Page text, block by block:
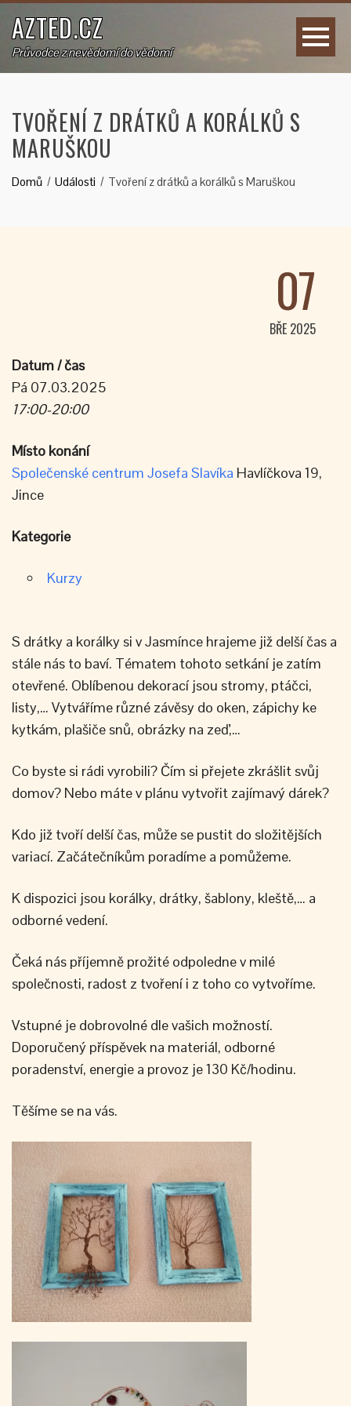
AZTED.CZ
Průvodce z nevědomí do vědomí
TVOŘENÍ Z DRÁTKŮ A KORÁLKŮ S
MARUŠKOU
Domů Události Tvoření z drátků a korálků s Maruškou
07
BŘE 2025
Datum / čas
Pá 07.03.2025
17:00-20:00
Místo konání
Společenské centrum Josefa Slavíka Havlíčkova 19,
Jince
Kategorie
Kurzy
S drátky a korálky si v Jasmínce hrajeme již delší čas a
stále nás to baví. Tématem tohoto setkání je zatím
otevřené. Oblíbenou dekorací jsou stromy, ptáčci,
listy,… Vytváříme různé závěsy do oken, zápichy ke
kytkám, plašiče snů, obrázky na zeď,…
Co byste si rádi vyrobili? Čím si přejete zkrášlit svůj
domov? Nebo máte v plánu vytvořit zajímavý dárek?
Kdo již tvoří delší čas, může se pustit do složitějších
variací. Začátečníkům poradíme a pomůžeme.
K dispozici jsou korálky, drátky, šablony, kleště,… a
odborné vedení.
Čeká nás příjemně prožité odpoledne v milé
společnosti, radost z tvoření i z toho co vytvoříme.
Vstupné je dobrovolné dle vašich možností.
Doporučený příspěvek na materiál, odborné
poradenství, energie a provoz je 130 Kč/hodinu.
Těšíme se na vás.